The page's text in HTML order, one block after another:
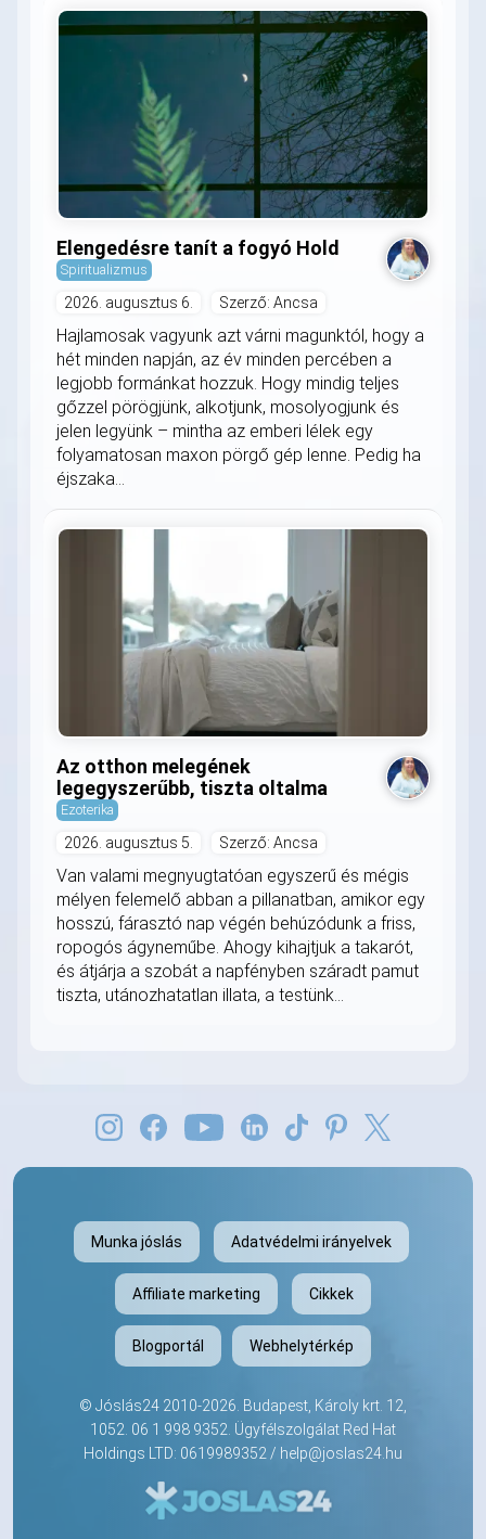
Elengedésre tanít a fogyó Hold
Spiritualizmus
2026. augusztus 6. Szerző: Ancsa
Hajlamosak vagyunk azt várni magunktól, hogy a
hét minden napján, az év minden percében a
legjobb formánkat hozzuk. Hogy mindig teljes
gőzzel pörögjünk, alkotjunk, mosolyogjunk és
jelen legyünk – mintha az emberi lélek egy
folyamatosan maxon pörgő gép lenne. Pedig ha
éjszaka...
Az otthon melegének
legegyszerűbb, tiszta oltalma
Ezoterika
2026. augusztus 5. Szerző: Ancsa
Van valami megnyugtatóan egyszerű és mégis
mélyen felemelő abban a pillanatban, amikor egy
hosszú, fárasztó nap végén behúzódunk a friss,
ropogós ágyneműbe. Ahogy kihajtjuk a takarót,
és átjárja a szobát a napfényben száradt pamut
tiszta, utánozhatatlan illata, a testünk...
Munka jóslás Adatvédelmi irányelvek
Affiliate marketing Cikkek
Blogportál Webhelytérkép
© Jóslás24 2010-2026. Budapest, Károly krt. 12,
1052. 06 1 998 9352. Ügyfélszolgálat Red Hat
Holdings LTD: 0619989352 / help@joslas24.hu